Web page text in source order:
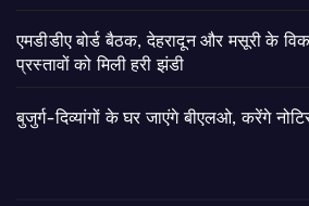
एमडीडीए बोर्ड बैठक, देहरादून और मसूरी के
प्रस्तावों को मिली हरी झंडी
बुजुर्ग-दिव्यांगों के घर जाएंगे बीएलओ, करेंगे